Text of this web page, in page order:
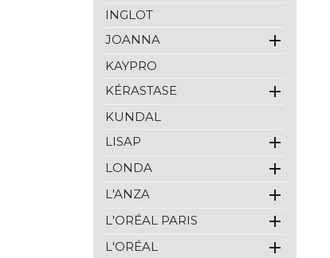
Olivia Garden
Proraso
Reuzel
St Tropez
Tigi
Wella
INGLOT
JOANNA

KAYPRO
KÉRASTASE

KUNDAL
LISAP

LONDA 
L'ANZA 
L'ORÉAL PARIS 
L'ORÉAL 